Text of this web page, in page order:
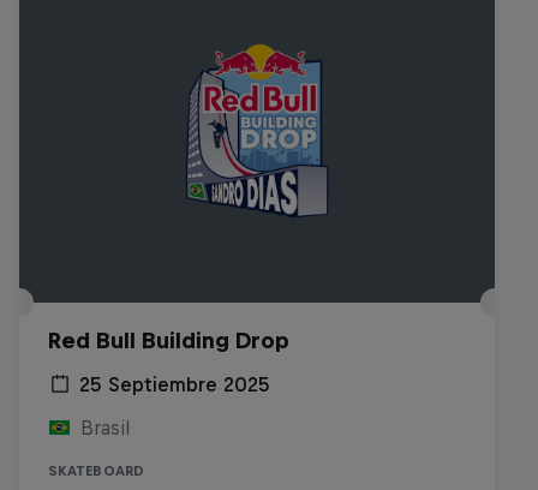
Red Bull Building Drop
25 Septiembre 2025
Brasil
SKATEBOARD